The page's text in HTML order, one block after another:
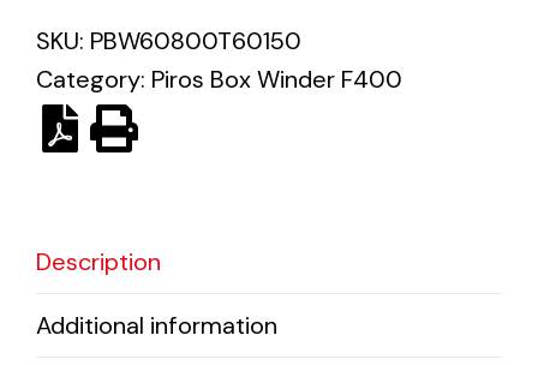
SKU: PBW60800T60150
Category: Piros Box Winder F400
Description
Additional information